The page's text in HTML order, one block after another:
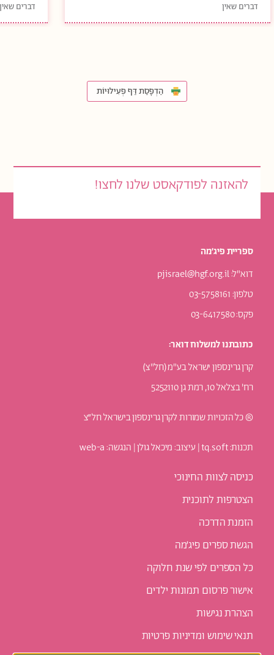
דברים שאין דברים שאין
הַדְפָּסַת דַּף פְּעִילוּיוֹת
להאזנה לפודקאסט שלנו לחצו!
ספריית פיג׳מה
דוא"ל:pjisrael@hgf.org.il
טלפון: 03-5758161
פקס: 03-6417580
כתובתנו למשלוח דואר:
קרן גרינספון ישראל בע"מ (חל"צ)
רח' בצלאל 10, רמת גן 5252110
® כל הזכויות שמורות לקרן גרינספון בישראל חל״צ
תכנות: tq.soft | עיצוב:מיכאל גולן| הנגשה:web-a
כניסה לצוות החינוכי
הצטרפות לתוכנית
הזמנת הדרכה
הגשת ספרים פיג׳מה
כל הספרים לפי שנת חלוקה
אישור פרסום תמונות ילדים
הצהרת נגישות
תנאי שימוש ומדיניות פרטיות